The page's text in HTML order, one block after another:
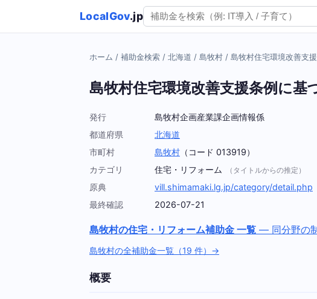
LocalGov.jp
ホーム / 補助金検索 / 北海道 / 島牧村 / 島牧村住宅環境改善支
島牧村住宅環境改善支援条例に基
発行
島牧村企画産業課企画情報係
都道府県
北海道
市町村
島牧村 （コード 013919）
カテゴリ
住宅・リフォーム （タイトルからの推定）
原典
vill.shimamaki.lg.jp/category/detail.php
最終確認
2026-07-21
島牧村の住宅・リフォーム補助金 一覧 — 同分野の
島牧村の全補助金一覧（19 件）→
概要